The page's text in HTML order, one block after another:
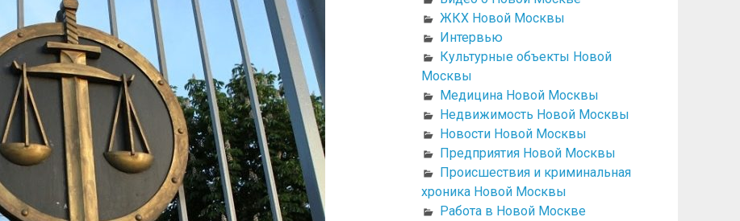
ЖКХ Новой Москвы
Интервью
Культурные объекты Новой
Москвы
Медицина Новой Москвы
Недвижимость Новой Москвы
Новости Новой Москвы
Предприятия Новой Москвы
Происшествия и криминальная
хроника Новой Москвы
Работа в Новой Москве